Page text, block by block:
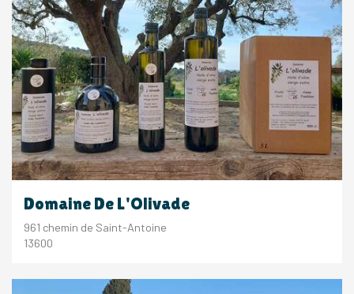
Domaine De L'Olivade
961 chemin de Saint-Antoine
13600